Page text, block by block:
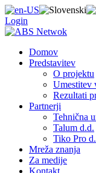
Login
Domov
Predstavitev
O projektu
Umestitev
Rezultati
Partnerji
Tehnična
Talum d.d.
Tiko Pro
Mreža znanja
Za medije
Kontakt